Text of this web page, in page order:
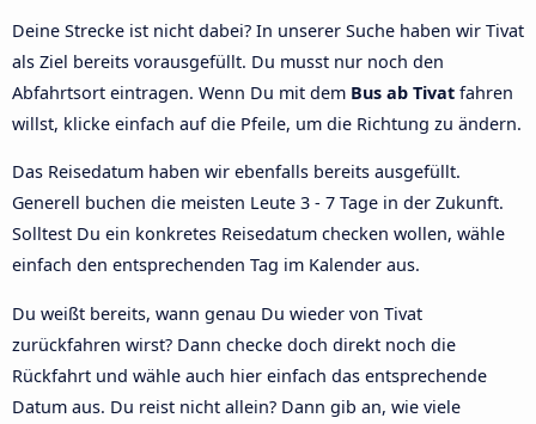
Deine Strecke ist nicht dabei? In unserer Suche haben wir Tivat
als Ziel bereits vorausgefüllt. Du musst nur noch den
Abfahrtsort eintragen. Wenn Du mit dem Bus ab Tivat fahren
willst, klicke einfach auf die Pfeile, um die Richtung zu ändern.
Das Reisedatum haben wir ebenfalls bereits ausgefüllt.
Generell buchen die meisten Leute 3 - 7 Tage in der Zukunft.
Solltest Du ein konkretes Reisedatum checken wollen, wähle
einfach den entsprechenden Tag im Kalender aus.
Du weißt bereits, wann genau Du wieder von Tivat
zurückfahren wirst? Dann checke doch direkt noch die
Rückfahrt und wähle auch hier einfach das entsprechende
Datum aus. Du reist nicht allein? Dann gib an, wie viele